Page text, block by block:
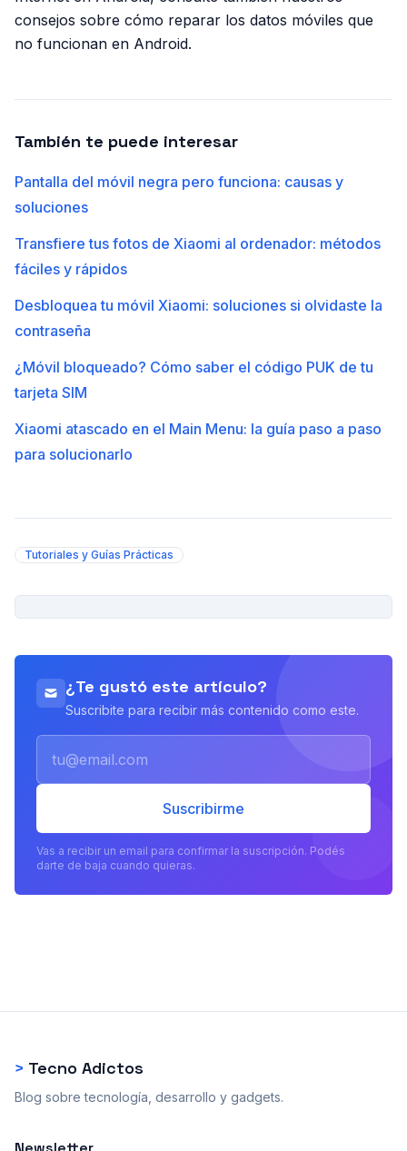
consejos sobre cómo reparar los datos móviles que
no funcionan en Android.
También te puede interesar
Pantalla del móvil negra pero funciona: causas y
soluciones
Transfiere tus fotos de Xiaomi al ordenador: métodos
fáciles y rápidos
Desbloquea tu móvil Xiaomi: soluciones si olvidaste la
contraseña
¿Móvil bloqueado? Cómo saber el código PUK de tu
tarjeta SIM
Xiaomi atascado en el Main Menu: la guía paso a paso
para solucionarlo
Tutoriales y Guías Prácticas
¿Te gustó este artículo?
Suscribite para recibir más contenido como este.
Suscribirme
Vas a recibir un email para confirmar la suscripción. Podés
darte de baja cuando quieras.
> Tecno Adictos
Blog sobre tecnología, desarrollo y gadgets.